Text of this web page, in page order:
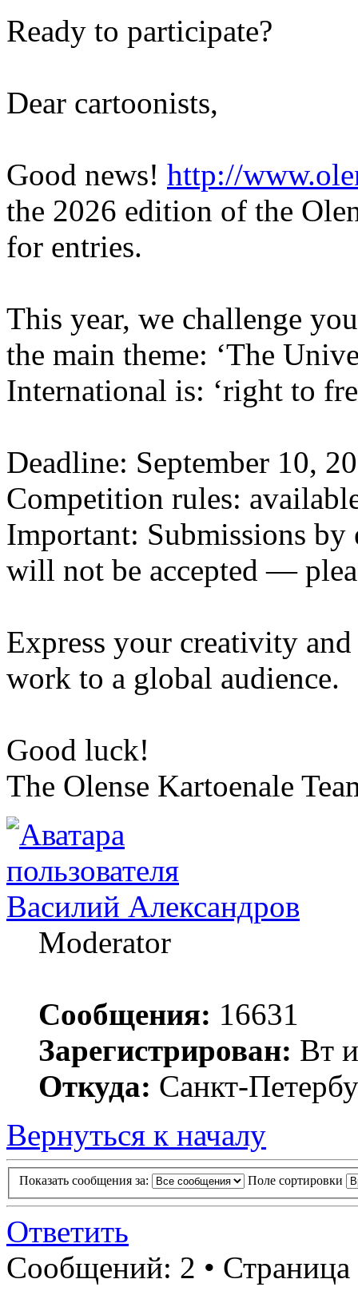
Ready to participate?
Dear cartoonists,
Good news! http://
the 2026 edition of the
for entries.
This year, we challenge
the main theme: ‘The
International is: ‘right to
Deadline: September 10,
Competition rules:
Important: Submissions
will not be accepted —
Express your creativity
work to a global audience.
Good luck!
The Olense Kartoenale
Василий Александров
Moderator
Сообщения: 16631
Зарегистрирован: Вт
Откуда: Санкт-
Вернуться к началу
Показать сообщения за: Поле сортировки
Ответить
Сообщений: 2 • Страница